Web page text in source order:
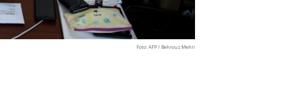
Foto: AFP / Behrouz Mehri